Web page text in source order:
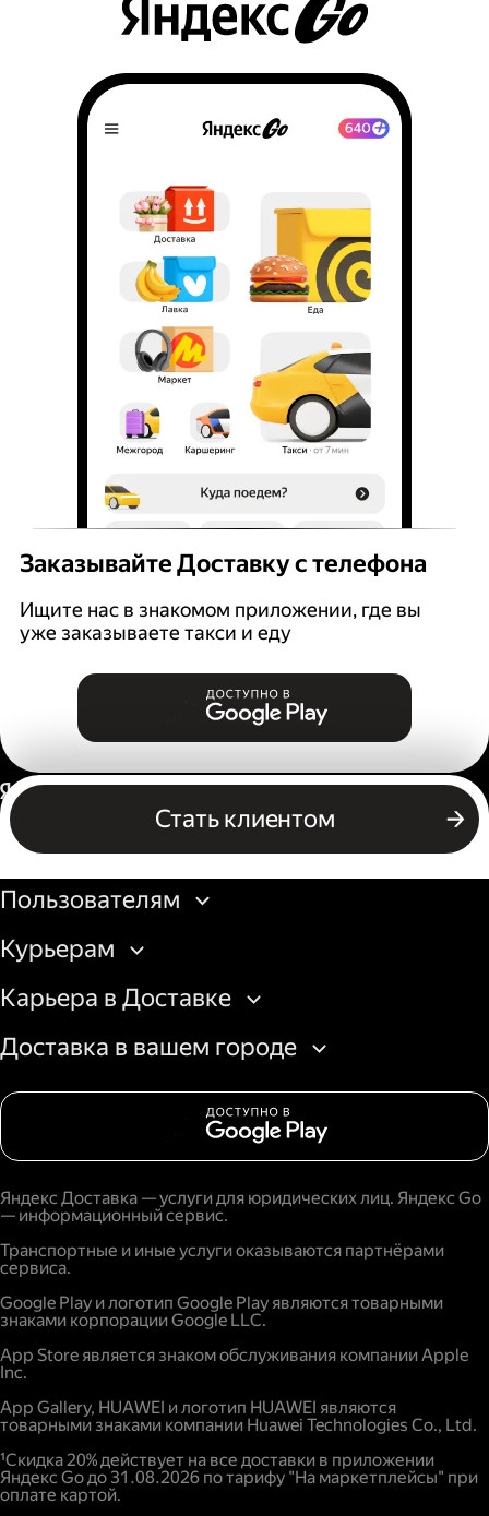
Заказывайте Доставку с телефона
Ищите нас в знакомом приложении, где вы
уже заказываете такси и еду
Стать клиентом
Россия
Бизнесу
Пользователям
Курьерам
Карьера в Доставке
Доставка в вашем городе
Яндекс Доставка — услуги для юридических лиц. Яндекс Go
— информационный сервис.
Транспортные и иные услуги оказываются партнёрами
сервиса.
Google Play и логотип Google Play являются товарными
знаками корпорации Google LLC.
App Store является знаком обслуживания компании Apple
Inc.
App Gallery, HUAWEI и логотип HUAWEI являются
товарными знаками компании Huawei Technologies Co., Ltd.
¹Скидка 20% действует на все доставки в приложении
Яндекс Go до 31.08.2026 по тарифу "На маркетплейсы" при
оплате картой.